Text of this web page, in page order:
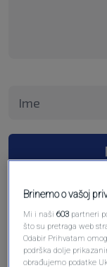
Brinemo o vašoj
Mi i naši603 partneri
što su pretraga web
Odabir Prihvatam
podrška dolje
obrađujemo podatke